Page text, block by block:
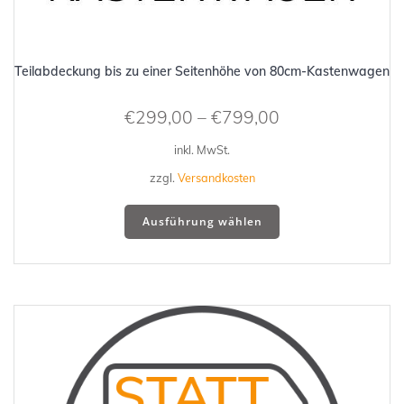
Teilabdeckung bis zu einer Seitenhöhe von 80cm-Kastenwagen
€299,00 – €799,00
inkl. MwSt.
zzgl. Versandkosten
Ausführung wählen
Dieses
weist
mehrere
auf.
Optionen
können
auf